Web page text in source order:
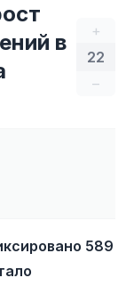
+
22
–
в
589